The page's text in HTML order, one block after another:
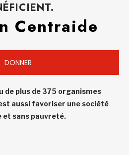
Centraide
DONNER
de plus de 375 organismes
aussi favoriser une société
et sans pauvreté.